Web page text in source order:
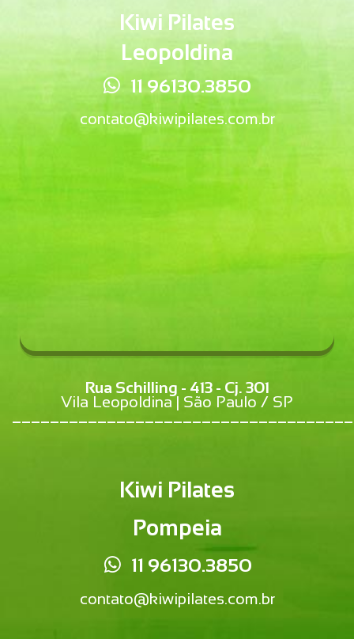
Kiwi Pilates
Leopoldina
11 96130.3850
contato@kiwipilates.com.br
Rua Schilling - 413 - Cj. 301
Vila Leopoldina | São Paulo / SP
Kiwi Pilates
Pompeia
11 96130.3850
contato@kiwipilates.com.br